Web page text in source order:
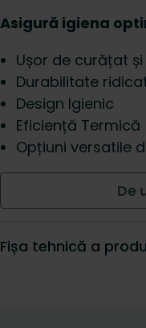
Asigură igiena
Ușor de curățat
Durabilitate
Design Igienic
Eficiență Termică
Opțiuni versatile
De
Fișa tehnică a